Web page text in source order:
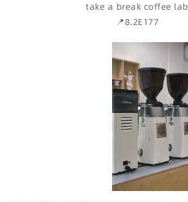
take a break coffee lab
📍8.2E177